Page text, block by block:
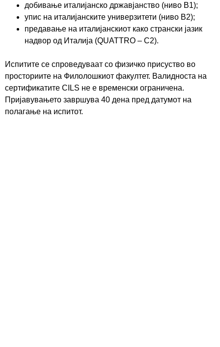
добивање италијанско државјанство (ниво B1);
упис на италијанските универзитети (ниво B2);
предавање на италијанскиот како странски јазик
надвор од Италија (QUATTRO – C2).
Испитите се спроведуваат со физичко присуство во
просториите на Филолошкиот факултет. Валидноста на
сертификатите CILS не е временски ограничена.
Пријавувањето завршува 40 дена пред датумот на
полагање на испитот.